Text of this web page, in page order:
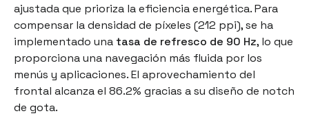
ajustada que prioriza la eficiencia energética. Para
compensar la densidad de píxeles (212 ppi), se ha
implementado una tasa de refresco de 90 Hz, lo que
proporciona una navegación más fluida por los
menús y aplicaciones. El aprovechamiento del
frontal alcanza el 86.2% gracias a su diseño de notch
de gota.